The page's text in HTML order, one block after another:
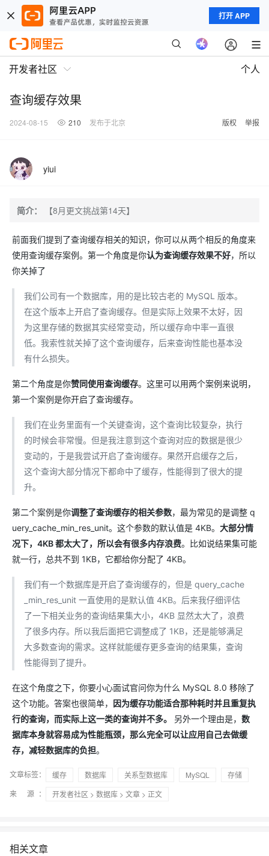
打开 APP
开发者社区 个人
查询缓存效果
2024-08-15 210 发布于北京 版权 举报
yiui
简介： 【8月更文挑战第14天】
前面我们提到了查询缓存相关的知识，你可以从两个相反的角度来
使用查询缓存案例。第一个角度是你认为查询缓存效果不好，所以
你关掉了
我们公司有一个数据库，用的是比较古老的 MySQL 版本。
在这个版本上开启了查询缓存。但是实际上效果不太好，因
为这里存储的数据其实经常变动，所以缓存命中率一直很
低。我索性就关掉了这个查询缓存，后来查询性能也基本没
有什么损失。
第二个角度是你赞同使用查询缓存。这里可以用两个案例来说明，
第一个案例是你开启了查询缓存。
我们在业务里面有一个关键查询，这个查询比较复杂，执行
的时候会非常慢。但是我注意到这个查询对应的数据是很少
变动的，于是我尝试开启了查询缓存。果然开启缓存之后，
这个查询大部分情况下都命中了缓存，性能得到了很大的提
升。
第二个案例是你调整了查询缓存的相关参数，最为常见的是调整 q
uery_cache_min_res_unit。这个参数的默认值是 4KB。 大部分情
况下，4KB 都太大了，所以会有很多内存浪费。比如说结果集可能
就一行，总共不到 1KB，它都给你分配了 4KB。
我们有一个数据库是开启了查询缓存的，但是 query_cache
_min_res_unit 一直使用的是默认值 4KB。后来我仔细评估
了一下相关业务的查询结果集大小，4KB 显然太大了，浪费
了很多内存。所以我后面把它调整成了 1KB，还是能够满足
大多数查询的需求。这样就能缓存更多查询的结果集，查询
性能得到了提升。
在这个角度之下，你要小心面试官问你为什么 MySQL 8.0 移除了
这个功能。答案也很简单， 因为缓存功能适合那种耗时并且重复执
行的查询，而实际上这一类的查询并不多。
另外一个理由是， 数
据库本身就容易成为性能瓶颈，那么完全可以让应用自己去做缓
存，减轻数据库的负担。
文章标签： 缓存 数据库 关系型数据库 MySQL
存储
来 源：
开发者社区 > 数据库 > 文章 > 正文
相关文章